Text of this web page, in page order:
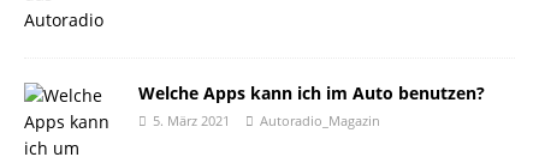
Welche Apps kann ich im Auto benutzen?
5. März 2021 Autoradio_Magazin